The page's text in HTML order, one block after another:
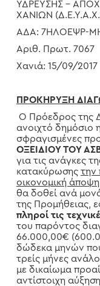
ΥΔΡΕΥΣΗΣ –
ΧΑΝΙΩΝ
ΑΔΑ: 7ΗΛΟΕΨΡ-
Αριθ. Πρωτ. 7067
Χανιά: 15/09/2017
ΠΡΟΚΗΡΥΞΗ
Ο Πρόεδρος της
ανοιχτό δημόσιο
σφραγισμένες
ΟΞΕΙΔΙΟΥ ΤΟΥ
για τις ανάγκες
κατακύρωσης την
οικονομική
θα δοθεί ανά
της Προμήθειας,
πληροί τις
του παρόντος
66.000,00€
δώδεκα μηνών
τρείς μήνες
με δικαίωμα
αντίστοιχη